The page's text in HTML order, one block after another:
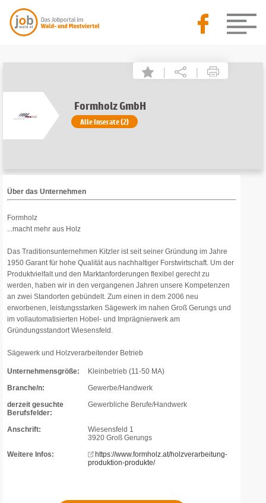
| |
Formholz GmbH
Alle Inserate (2)
Über das Unternehmen
Formholz
...macht mehr aus Holz
Das Traditionsunternehmen Kitzler ist seit seiner Gründung im Jahre
1950 Garant für hohe Qualität aus nachhaltiger Forstwirtschaft. Um der
Produktvielfalt und den Marktanforderungen flexibel gerecht zu
werden, haben wir in den vergangenen Jahren unsere Kompetenzen
an zwei Standorten gebündelt. Zum einen in dem 2006 neu
erworbenen, leistungsstarken Sägewerk im nahen Groß Gerungs und
im vollautomatisierten Hobel- und Imprägnierwerk am
Gründungsstandort Wiesensfeld.
Sägewerk und Holzverarbeitender Betrieb
Unternehmensgröße:
Kleinbetrieb (11-50 MA)
Branche/n:
Gewerbe/Handwerk
derzeit gesuchte
Berufsfelder:
Gewerbliche Berufe/Handwerk
Anschrift:
Wiesensfeld 1
3920 Groß Gerungs
Weitere Infos:
https://www.formholz.at/holzverarbeitung-
produktion-produkte/